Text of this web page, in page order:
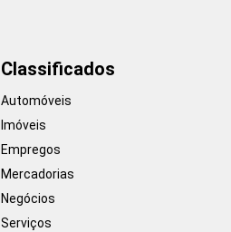
Classificados
Automóveis
Imóveis
Empregos
Mercadorias
Negócios
Serviços